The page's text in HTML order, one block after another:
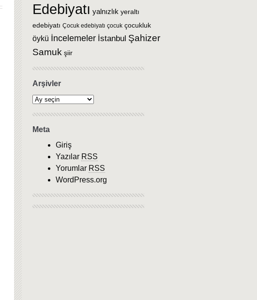
Edebiyatı yalnızlık yeraltı
edebiyatı Çocuk edebiyatı çocuk çocukluk
öykü İncelemeler İstanbul Şahizer
Samuk şiir
Arşivler
Meta
Giriş
Yazılar RSS
Yorumlar RSS
WordPress.org